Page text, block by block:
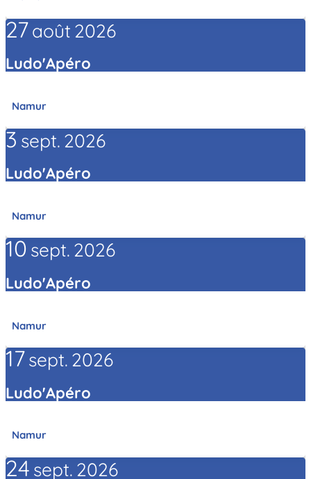
27août 2026
Ludo'Apéro
Namur
3 sept. 2026
Ludo'Apéro
Namur
10 sept. 2026
Ludo'Apéro
Namur
17sept. 2026
Ludo'Apéro
Namur
24 sept. 2026